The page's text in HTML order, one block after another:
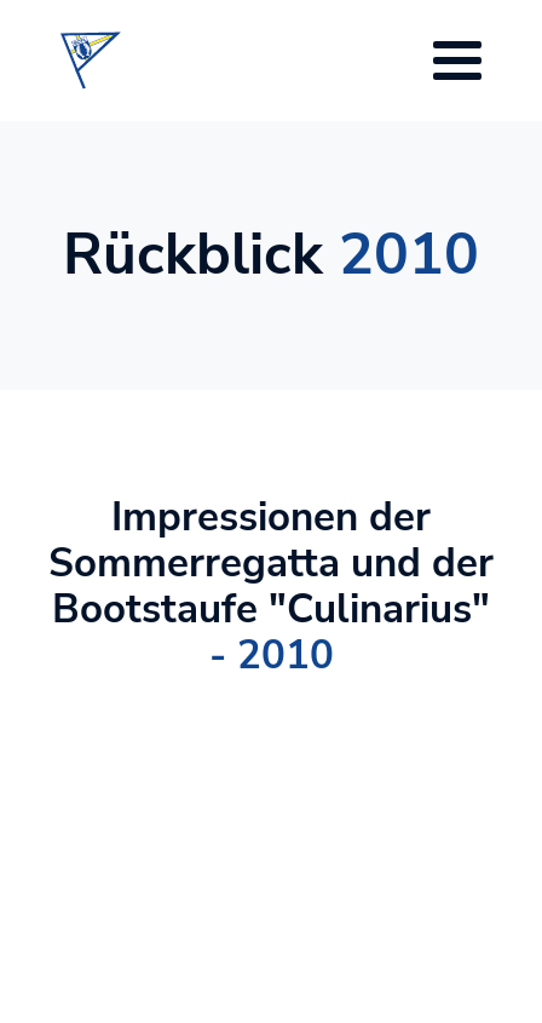
Rückblick 2010
Impressionen der
Sommerregatta und der
Bootstaufe "Culinarius"
- 2010